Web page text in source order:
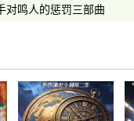
对鸣人的惩罚三部曲